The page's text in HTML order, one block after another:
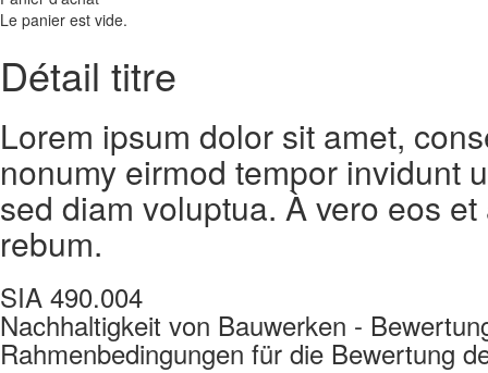
Le panier est vide.
Détail titre
Lorem ipsum dolor sit amet,
nonumy eirmod tempor invidunt
sed diam voluptua. À vero eos
rebum.
SIA 490.004
Nachhaltigkeit von Bauwerken -
Rahmenbedingungen für die Bewertung